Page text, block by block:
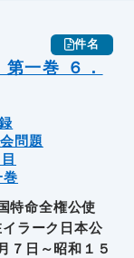
件名
一巻 ６．
問題
巻
特命全権公使
ラーク日本公
７日～昭和１５